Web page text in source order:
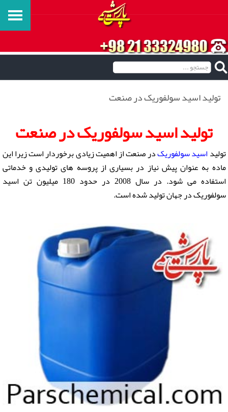
تولید اسید سولفوریک در صنعت
تولید اسید سولفوریک در صنعت
تولیداسید سولفوریکدر صنعت از اهمیت زیادی برخوردار است زیرا این
ماده به عنوان پیش نیاز در بسیاری از پروسه های تولیدی و خدماتی
استفاده می شود. در سال 2008 در حدود 180 میلیون تن اسید
سولفوریک در جهان تولید شده است.